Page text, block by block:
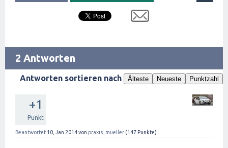
2 Antworten
Antworten sortieren nach Älteste Neueste Punktzahl
+1
Punkt
Beantwortet 10, Jan 2014von praxis_mueller (147 Punkte)